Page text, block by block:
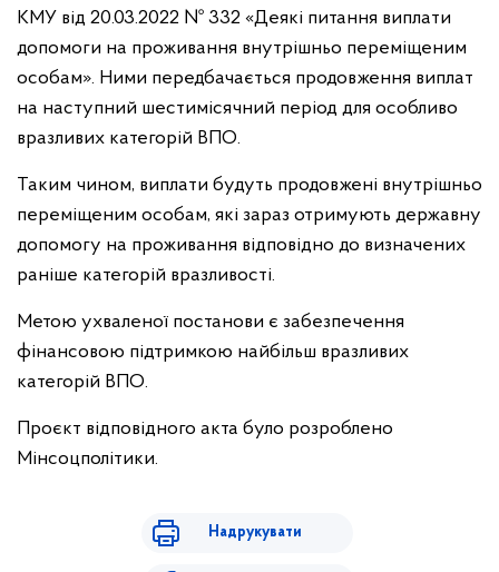
КМУ від 20.03.2022 № 332 «Деякі питання виплати
допомоги на проживання внутрішньо переміщеним
особам». Ними передбачається продовження виплат
на наступний шестимісячний період для особливо
вразливих категорій ВПО.
Таким чином, виплати будуть продовжені внутрішньо
переміщеним особам, які зараз отримують державну
допомогу на проживання відповідно до визначених
раніше категорій вразливості.
Метою ухваленої постанови є забезпечення
фінансовою підтримкою найбільш вразливих
категорій ВПО.
Проєкт відповідного акта було розроблено
Мінсоцполітики.
Надрукувати